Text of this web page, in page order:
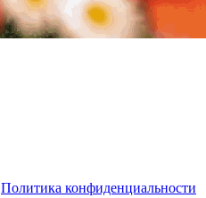
Политика конфиденциальности